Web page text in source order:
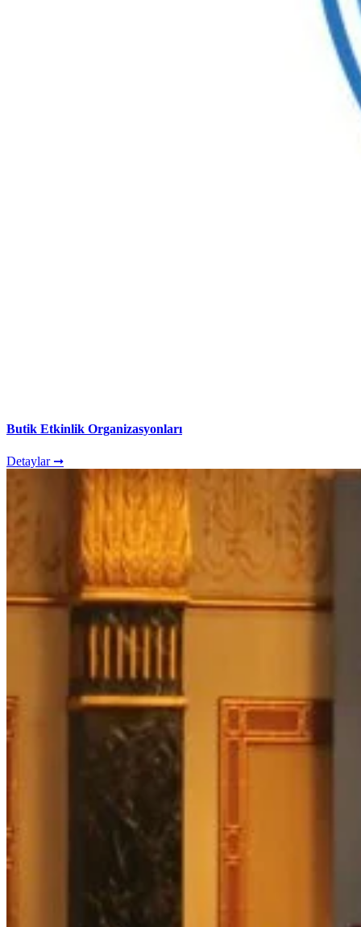
Butik Etkinlik Organizasyonları
Detaylar ➞